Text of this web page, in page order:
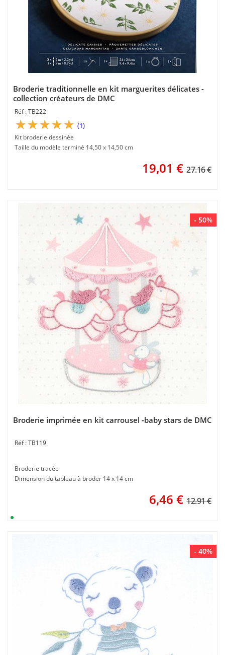
Broderie traditionnelle en kit marguerites délicates -
collection créateurs de DMC
TB222
(1)
Kit broderie dessinée
Taille du modèle terminé 14,50 x 14,50 cm
19,01 € 27.16 €
- 50%
Broderie imprimée en kit carrousel -baby stars de DMC
TB119
Broderie tracée
Dimension du tableau à broder 14 x 14 cm
6,46 € 12.91 €
- 40%